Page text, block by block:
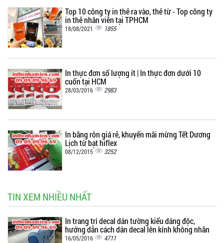
Top 10 công ty in thẻ ra vào, thẻ từ - Top công ty
in thẻ nhân viên tại TPHCM
18/08/2021 1855
In thực đơn số lượng ít | In thực đơn dưới 10
cuốn tại HCM
28/03/2016 2983
In băng rôn giá rẻ, khuyến mãi mừng Tết Dương
Lịch từ bạt hiflex
08/12/2015 3252
TIN XEM NHIỀU NHẤT
In trang trí decal dán tường kiểu dáng độc,
hướng dẫn cách dán decal lên kính không nhăn
16/05/2016 4711